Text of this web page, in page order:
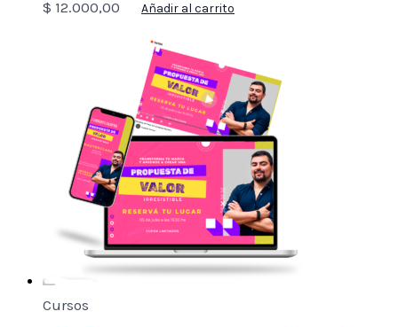
$ 12.000,00 Añadir al carrito
Cursos